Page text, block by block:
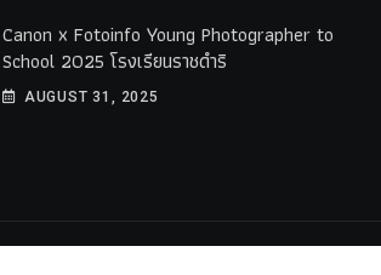
Canon x Fotoinfo​ Young​ Photographer to
School 2025 โรงเรียนราชดำริ
AUGUST 31, 2025